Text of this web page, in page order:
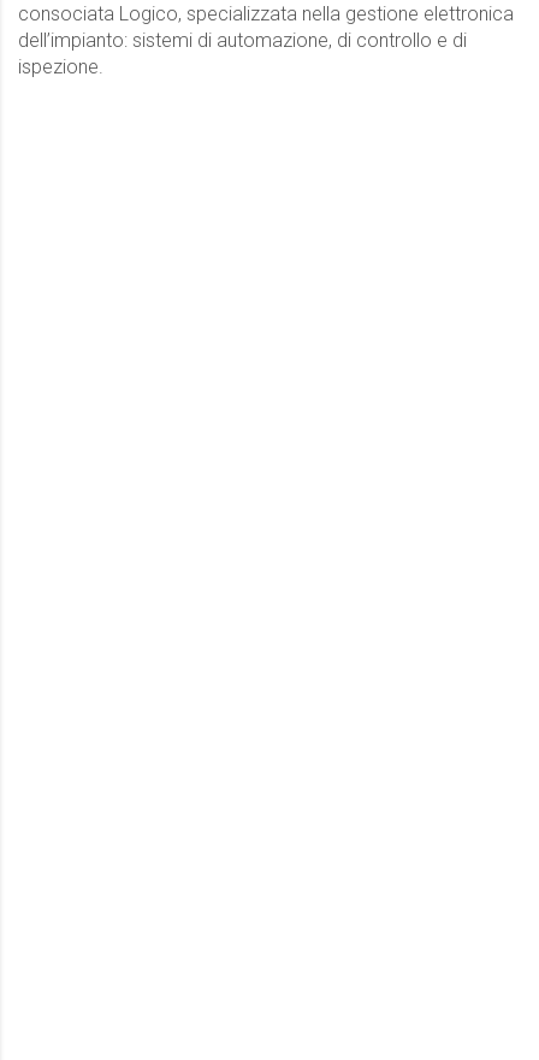
consociata Logico, specializzata nella gestione elettronica
dell’impianto: sistemi di automazione, di controllo e di
ispezione.